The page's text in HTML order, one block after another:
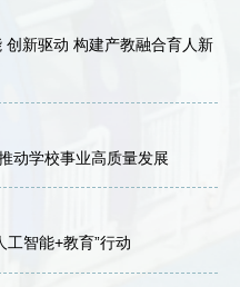
新驱动 构建产教融合育人新
动学校事业高质量发展
工智能+教育”行动